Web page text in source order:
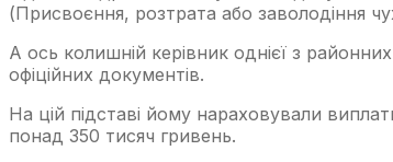
(Присвоєння, розтрата або заволодіння
А ось колишній керівник однієї з
офіційних документів.
На цій підставі йому нараховували
понад 350 тисяч гривень.